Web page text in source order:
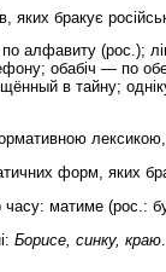
яких бракує
алфавиту (рос.);
обабіч — по
в тайну;
лексикою,
форм, яких
матиме (рос.:
Борисе, синку, краю